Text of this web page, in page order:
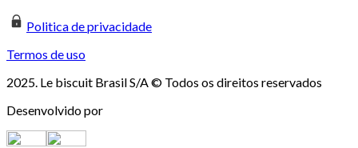
Politica de privacidade
Termos de uso
2025. Le biscuit Brasil S/A © Todos os direitos reservados
Desenvolvido por